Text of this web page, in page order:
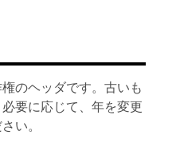
のヘッダです。古いも
要に応じて、年を変更
い。